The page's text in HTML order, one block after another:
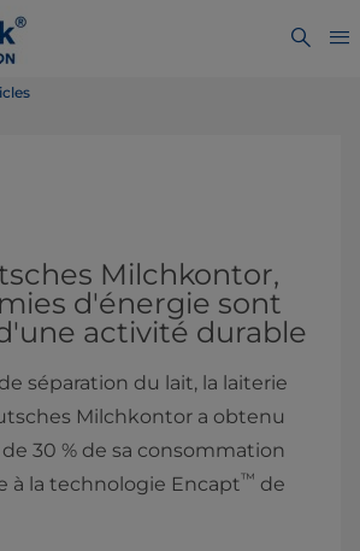
Milchkontor,
d'énergie sont
activité durable
séparation du lait, la laiterie
Milchkontor a obtenu
30 % de sa consommation
à la technologie Encapt™ de